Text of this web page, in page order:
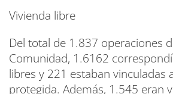
Vivienda libre
Del total de 1.837 operaciones
Comunidad, 1.6162
libres y 221 estaban vinculadas
protegida. Además, 1.545 eran